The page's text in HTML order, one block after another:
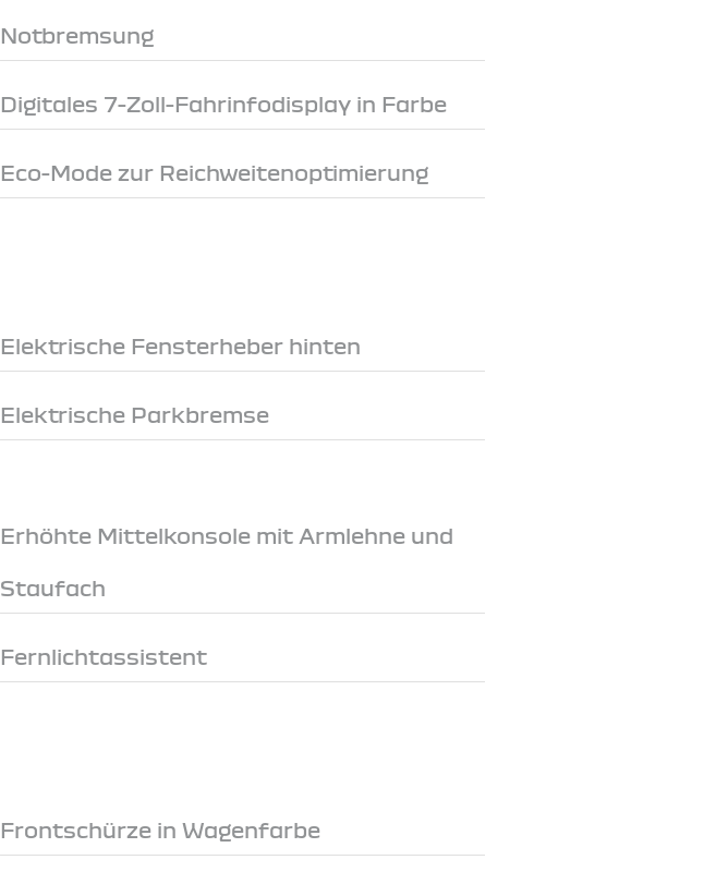
Notbremsung
Digitales 7-Zoll-Fahrinfodisplay in Farbe
Eco-Mode zur Reichweitenoptimierung
Elektrische Fensterheber hinten
Elektrische Parkbremse
Erhöhte Mittelkonsole mit Armlehne und
Staufach
Fernlichtassistent
Frontschürze in Wagenfarbe